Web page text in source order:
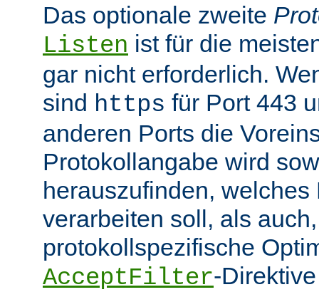
Das optionale zweite
Listen ist für die
gar nicht erforderlich.
sind https für Port 443
anderen Ports die
Protokollangabe wird
herauszufinden, welches
verarbeiten soll, als
protokollspezifische
AcceptFilter-